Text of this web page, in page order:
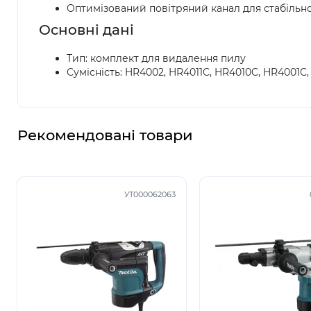
Оптимізований повітряний канал для
Основні дані
Тип: комплект для видалення пилу
Сумісність: HR4002, HR4011C, HR4010C,
Рекомендовані товари
УТ000062063